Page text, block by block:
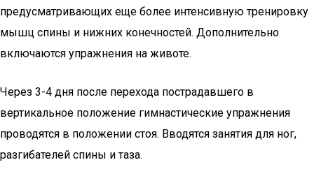
предусматривающих еще более интенсивную тренировку
мышц спины и нижних конечностей. Дополнительно
включаются упражнения на животе.
Через 3-4 дня после перехода пострадавшего в
вертикальное положение гимнастические упражнения
проводятся в положении стоя. Вводятся занятия для ног,
разгибателей спины и таза.